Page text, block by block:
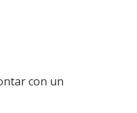
con un